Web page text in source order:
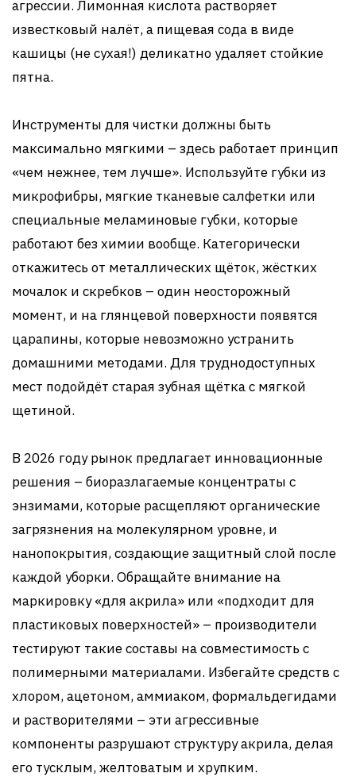
агрессии. Лимонная кислота растворяет
известковый налёт, а пищевая сода в виде
кашицы (не сухая!) деликатно удаляет стойкие
пятна.
Инструменты для чистки должны быть
максимально мягкими – здесь работает принцип
«чем нежнее, тем лучше». Используйте губки из
микрофибры, мягкие тканевые салфетки или
специальные меламиновые губки, которые
работают без химии вообще. Категорически
откажитесь от металлических щёток, жёстких
мочалок и скребков – один неосторожный
момент, и на глянцевой поверхности появятся
царапины, которые невозможно устранить
домашними методами. Для труднодоступных
мест подойдёт старая зубная щётка с мягкой
щетиной.
В 2026 году рынок предлагает инновационные
решения – биоразлагаемые концентраты с
энзимами, которые расщепляют органические
загрязнения на молекулярном уровне, и
нанопокрытия, создающие защитный слой после
каждой уборки. Обращайте внимание на
маркировку «для акрила» или «подходит для
пластиковых поверхностей» – производители
тестируют такие составы на совместимость с
полимерными материалами. Избегайте средств с
хлором, ацетоном, аммиаком, формальдегидами
и растворителями – эти агрессивные
компоненты разрушают структуру акрила, делая
его тусклым, желтоватым и хрупким.